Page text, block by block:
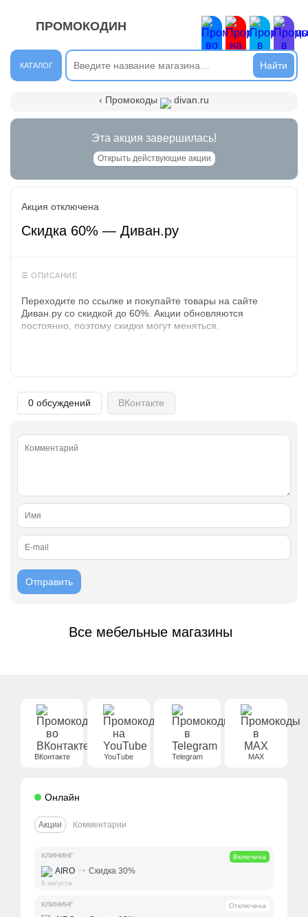
ПРОМОКОДИН
КАТАЛОГ
‹ Промокоды divan.ru
Эта акция завершилась!
Открыть действующие акции
Акция отключена
Скидка 60% — Диван.ру
Переходите по ссылке и покупайте товары на сайте
Диван.ру со скидкой до 60%. Акции обновляются
постоянно, поэтому скидки могут меняться.
0 обсуждений ВКонтакте
Все мебельные магазины
ВКонтакте YouTube Telegram MAX
Онлайн
Акции Комментарии
КЛИНИНГ Включена
AIRO ⤑ Скидка 30%
6 августа
КЛИНИНГ Отключена
Новые сообщения ЗАКРЫТЬ
Подписывайтесь на нашу группу во ВКонтакте. Там вы
Открыть полностью
промокоды каждый день!
Открыть полностью
кто пополнили баланс своего мобильного телефона.
Открыть полностью
Проверяй акции, делай видео-обзор и зарабатывайт
от 1000 рублей за одно видел.
Открыть полностью
Открыть полностью